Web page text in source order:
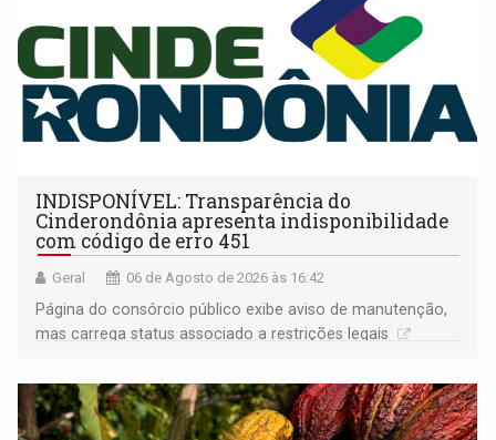
INDISPONÍVEL: Transparência do
Cinderondônia apresenta indisponibilidade
com código de erro 451
Geral 06 de Agosto de 2026 às 16:42
Página do consórcio público exibe aviso de manutenção,
mas carrega status associado a restrições legais